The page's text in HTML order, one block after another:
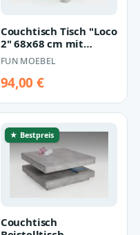
Couchtisch Tisch "Loco
2" 68x68 cm mit
Ablageboden Vintage
Eiche
FUN MOEBEL
94,00 €
★ Bestpreis
Couchtisch